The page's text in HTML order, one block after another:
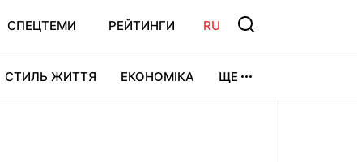
СПЕЦТЕМИ РЕЙТИНГИ RU
СТИЛЬ ЖИТТЯ ЕКОНОМІКА ЩЕ